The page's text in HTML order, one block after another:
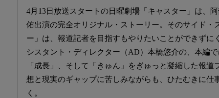
4月13日放送スタートの日曜劇場「キャスター」は、
佑出演の完全オリジナル・ストーリー。そのサイド・
ー」は、報道記者を目指すもやりたいことができずに
シスタント・ディレクター（AD）本橋悠介の、本編
「成長」、そして「きゅん」をぎゅっと凝縮した報
想と現実のギャップに苦しみながらも、ひたむきに仕
く。